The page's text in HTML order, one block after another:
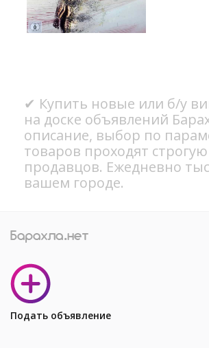
✔ Купить новые или б/у
на доске объявлений
описание, выбор по
товаров проходят
продавцов. Ежедневно
вашем городе.
Подать объявление